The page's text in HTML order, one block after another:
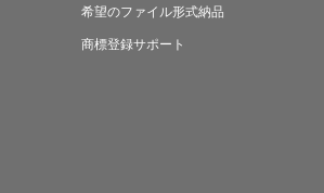
希望のファイル形式納品
商標登録サポート